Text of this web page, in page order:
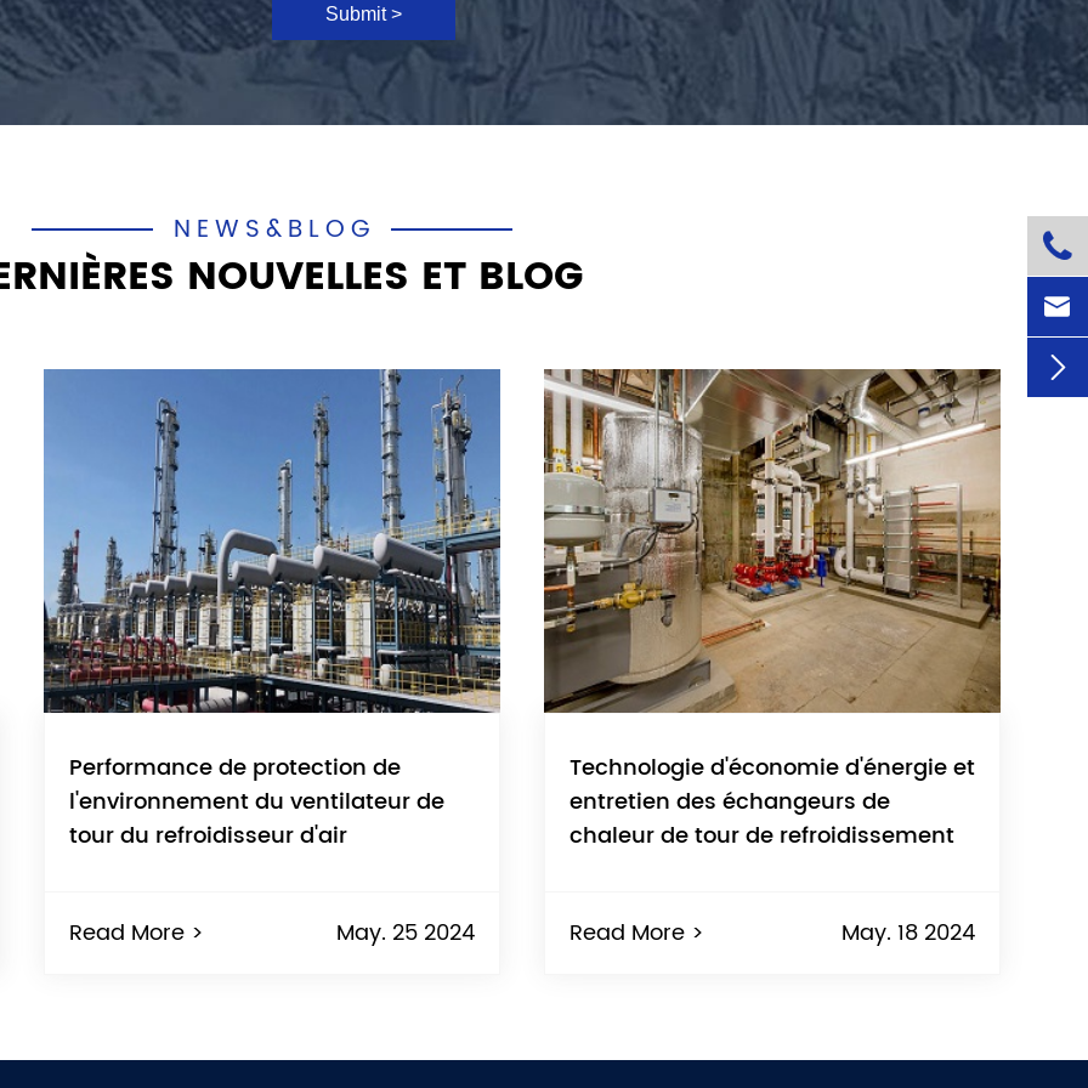
Submit >
NEWS&BLOG
NOUVELLES ET BLOG
Performance de protection de
l'environnement du ventilateur de
tour du refroidisseur d'air
Read More > May. 25 2024
Technologie d'économie d'énergie et
entretien des échangeurs de
chaleur de tour de refroidissement
Read More > May. 18 2024


